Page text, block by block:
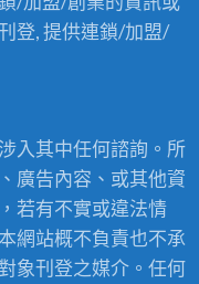
登, 提供連鎖/加盟/
入其中任何諮詢。所
廣告內容、或其他資
若有不實或違法情
網站概不負責也不承
象刊登之媒介。任何